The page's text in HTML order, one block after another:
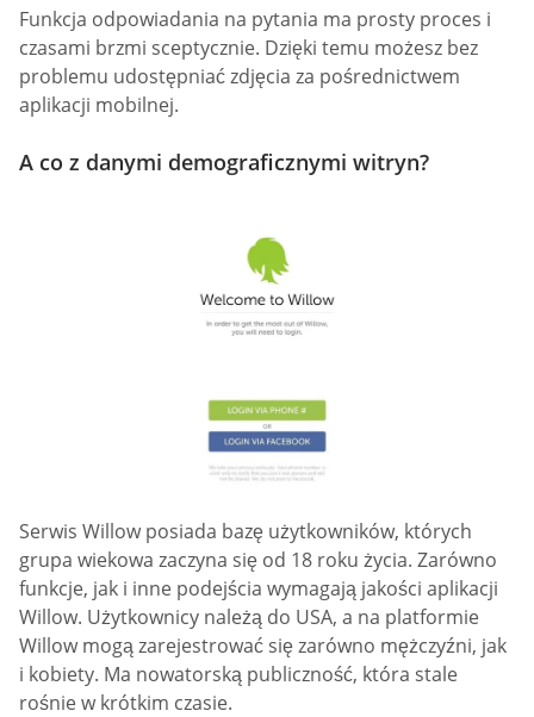
Funkcja odpowiadania na pytania ma prosty proces i
czasami brzmi sceptycznie. Dzięki temu możesz bez
problemu udostępniać zdjęcia za pośrednictwem
aplikacji mobilnej.
A co z danymi demograficznymi witryn?
Serwis Willow posiada bazę użytkowników, których
grupa wiekowa zaczyna się od 18 roku życia. Zarówno
funkcje, jak i inne podejścia wymagają jakości aplikacji
Willow. Użytkownicy należą do USA, a na platformie
Willow mogą zarejestrować się zarówno mężczyźni, jak
i kobiety. Ma nowatorską publiczność, która stale
rośnie w krótkim czasie.